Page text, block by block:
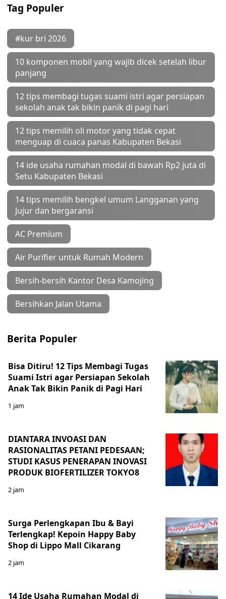
Tag Populer
#kur bri 2026
10 komponen mobil yang wajib dicek setelah libur
panjang
12 tips membagi tugas suami istri agar persiapan
sekolah anak tak bikin panik di pagi hari
12 tips memilih oli motor yang tidak cepat
menguap di cuaca panas Kabupaten Bekasi
14 ide usaha rumahan modal di bawah Rp2 juta di
Setu Kabupaten Bekasi
14 tips memilih bengkel umum Langganan yang
Jujur dan bergaransi
AC Premium
Air Purifier untuk Rumah Modern
Bersih-bersih Kantor Desa Kamojing
Bersihkan Jalan Utama
Berita Populer
Bisa Ditiru! 12 Tips Membagi Tugas
Suami Istri agar Persiapan Sekolah
Anak Tak Bikin Panik di Pagi Hari
1 jam
DIANTARA INVOASI DAN
RASIONALITAS PETANI PEDESAAN;
STUDI KASUS PENERAPAN INOVASI
PRODUK BIOFERTILIZER TOKYO8
2 jam
Surga Perlengkapan Ibu & Bayi
Terlengkap! Kepoin Happy Baby
Shop di Lippo Mall Cikarang
2 jam
14 Ide Usaha Rumahan Modal di